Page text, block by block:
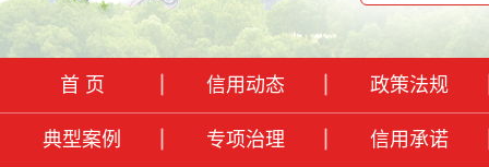
首 页 信用动态 政策法规
典型案例 专项治理 信用承诺